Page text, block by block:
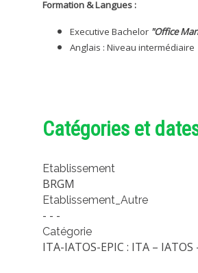
Formation & Langues :
Executive Bachelor "Office
Anglais : Niveau intermédiaire
Catégories et
Etablissement
BRGM
Etablissement_Autre
- - -
Catégorie
ITA-IATOS-EPIC : ITA –